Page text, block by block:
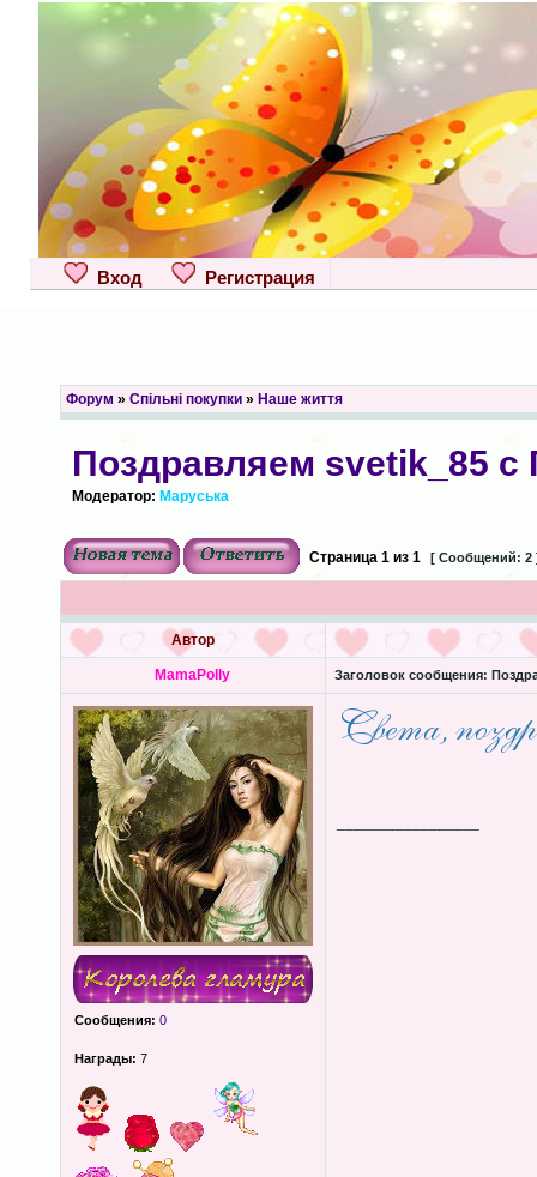
Вход Регистрация
Форум » Спільні покупки» Наше життя
Поздравляем svetik_85
Модератор: Маруська
Страница 1из 1 [ Сообщений: 2
Автор
MamaPolly Заголовок сообщения:
Сообщения: 0
Награды: 7